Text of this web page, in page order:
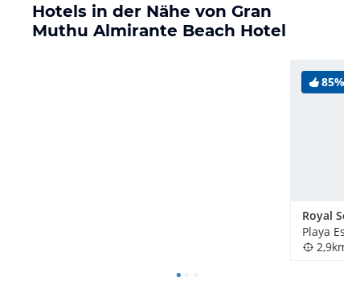
Hotels in der Nähe von Gran
Muthu Almirante Beach Hotel
85%
Playa
2,9km